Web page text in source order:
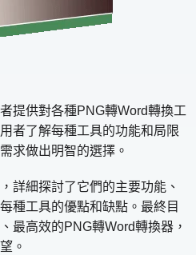
提供對各種PNG轉Word轉換工
者了解每種工具的功能和局限
求做出明智的選擇。
詳細探討了它們的主要功能、
種工具的優點和缺點。最終目
最高效的PNG轉Word轉換器，
。